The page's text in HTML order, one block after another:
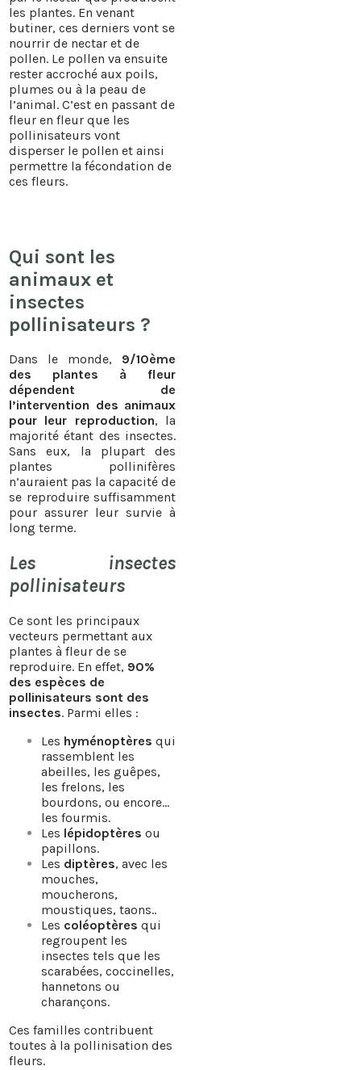
les plantes. En venant
butiner, ces derniers vont se
nourrir de nectar et de
pollen. Le pollen va ensuite
rester accroché aux poils,
plumes ou à la peau de
l’animal. C’est en passant de
fleur en fleur que les
pollinisateurs vont
disperser le pollen et ainsi
permettre la fécondation de
ces fleurs.
Qui sont les
animaux et
insectes
pollinisateurs ?
Dans le monde, 9/10ème
des plantes à fleur
dépendent de
l’intervention des animaux
pour leur reproduction, la
majorité étant des insectes.
Sans eux, la plupart des
plantes pollinifères
n’auraient pas la capacité de
se reproduire suffisamment
pour assurer leur survie à
long terme.
Les insectes
pollinisateurs
Ce sont les principaux
vecteurs permettant aux
plantes à fleur de se
reproduire. En effet, 90%
des espèces de
pollinisateurs sont des
insectes. Parmi elles :
Les hyménoptères qui
rassemblent les
abeilles, les guêpes,
les frelons, les
bourdons, ou encore…
les fourmis.
Les lépidoptères ou
papillons.
Les diptères, avec les
mouches,
moucherons,
moustiques, taons..
Les coléoptères qui
regroupent les
insectes tels que les
scarabées, coccinelles,
hannetons ou
charançons.
Ces familles contribuent
toutes à la pollinisation des
fleurs.